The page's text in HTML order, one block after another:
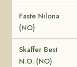
Faste Nilona
(NO)
Skaffer Best
N.O. (NO)